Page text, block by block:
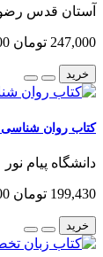
آستان قدس
247,000 تومان
خرید
کتاب روان شناسی رشد 2
دانشگاه پیام نور
199,430 تومان
خرید